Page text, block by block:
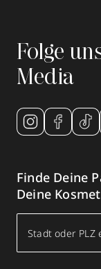
Folge
Media
Finde Deine
Deine